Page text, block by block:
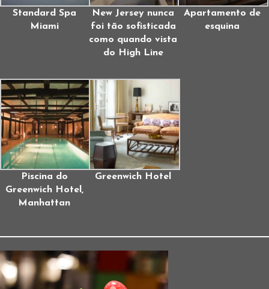
Standard Spa
Miami
New Jersey nunca
foi tão sofisticada
como quando vista
do High Line
Apartamento de
esquina
Piscina do
Greenwich Hotel,
Manhattan
Greenwich Hotel